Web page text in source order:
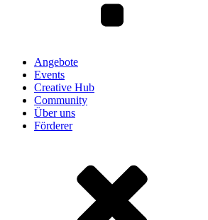
Angebote
Events
Creative Hub
Community
Über uns
Förderer